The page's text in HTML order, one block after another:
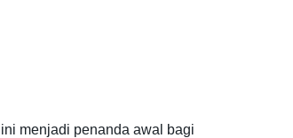
menjadi penanda awal bagi